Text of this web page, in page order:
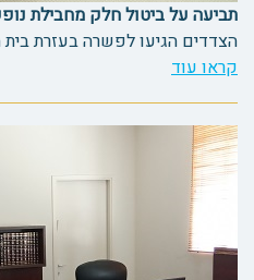
תביעה על ביטול חלק מחבילת נופש
הצדדים הגיעו לפשרה בעזרת בית
קראו עוד